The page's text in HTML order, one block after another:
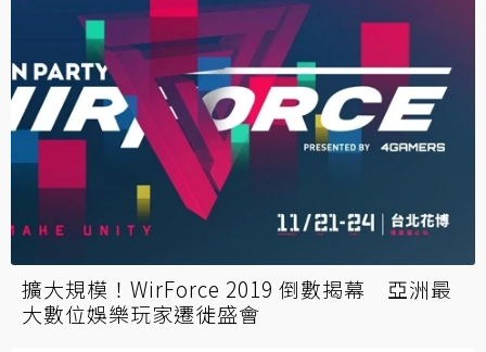
擴大規模！WirForce 2019 倒數揭幕 亞洲最
大數位娛樂玩家遷徙盛會